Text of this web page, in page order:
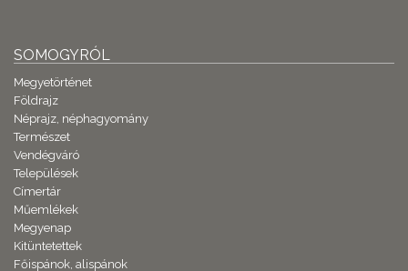
SOMOGYRÓL
Megyetörténet
Földrajz
Néprajz, néphagyomány
Természet
Vendégváró
Települések
Címertár
Műemlékek
Megyenap
Kitüntetettek
Főispánok, alispánok